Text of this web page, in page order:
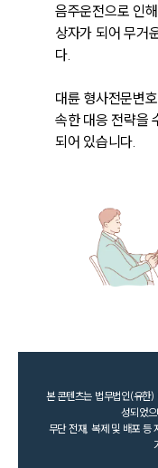
음주운전으로 인
상자가 되어 무거
다.
대륜 형사전문변
속한 대응 전략을
되어 있습니다.
본 콘텐츠는 법무법인(유한
성되었
무단 전재, 복제 및 배포 등